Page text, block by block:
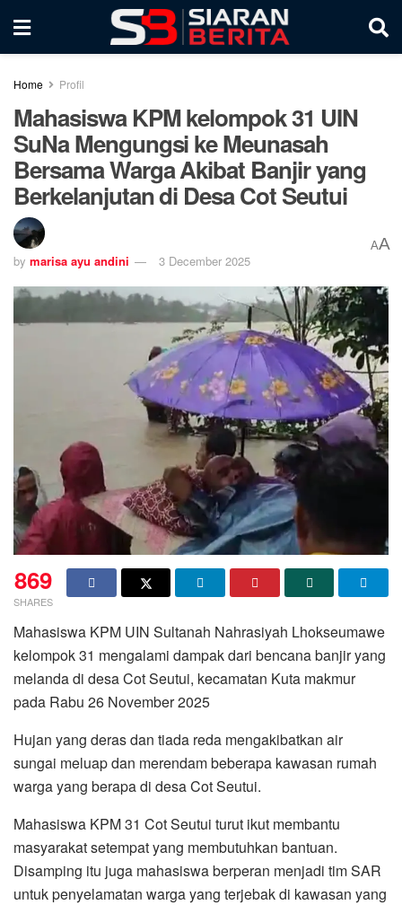
Home Profil
Mahasiswa KPM kelompok 31 UIN
SuNa Mengungsi ke Meunasah
Bersama Warga Akibat Banjir yang
Berkelanjutan di Desa Cot Seutui
by marisa ayu andini 3 December 2025
AA
869
SHARES
Mahasiswa KPM UIN Sultanah Nahrasiyah Lhokseumawe
kelompok 31 mengalami dampak dari bencana banjir yang
melanda di desa Cot Seutui, kecamatan Kuta makmur
pada Rabu 26 November 2025
Hujan yang deras dan tiada reda mengakibatkan air
sungai meluap dan merendam beberapa kawasan rumah
warga yang berapa di desa Cot Seutui.
Mahasiswa KPM 31 Cot Seutui turut ikut membantu
masyarakat setempat yang membutuhkan bantuan.
Disamping itu juga mahasiswa berperan menjadi tim SAR
untuk penyelamatan warga yang terjebak di kawasan yang